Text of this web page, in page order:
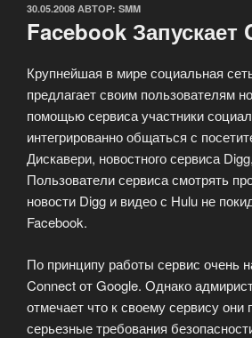
ОПУБЛИКОВАНО
30.05.2008 АВТОР: SMM
Facebook Запускает
Крупнейшая в мире социальная
предлагает своим пользователям
помощью сервиса участники
интегрированно общаться с
Дискавери, новостного сервиса
Пользователи сервиса смотрять
новости Digg и видео с Hulu не
Facebook.
По принципу работы сервис очень
Connect от Google. Однако
отмечает что к своему сервису
серьезные требования